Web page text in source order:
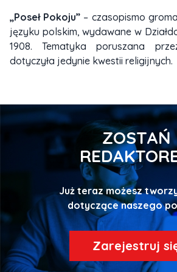
„Poseł Pokoju” – czasopismo
języku polskim, wydawane w
1908. Tematyka poruszana
dotyczyła jedynie kwestii religijnych.
ZOSTAŃ
Już teraz możesz
Zarejestruj